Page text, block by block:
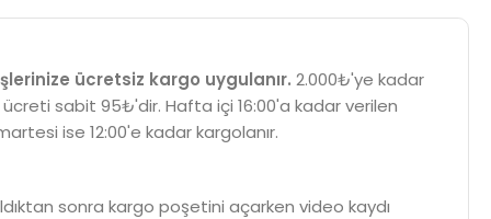
ücretsiz kargo uygulanır. 2.000₺'ye kadar
sabit 95₺'dir. Hafta içi 16:00'a kadar verilen
ise 12:00'e kadar kargolanır.
sonra kargo poşetini açarken video kaydı